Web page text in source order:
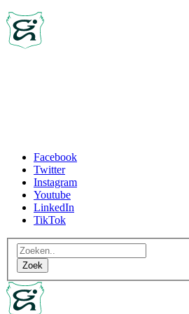
Facebook
Twitter
Instagram
Youtube
LinkedIn
TikTok